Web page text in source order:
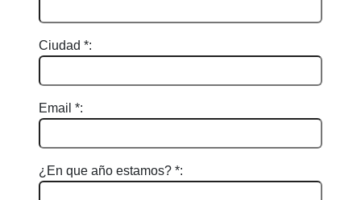
Ciudad *:
Email *:
¿En que año estamos? *: